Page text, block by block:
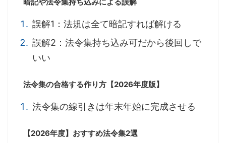
誤解1：法規は全て暗記すれば解ける
誤解2：法令集持ち込み可だから後回しで
いい
法令集の合格する作り方【2026年度版】
法令集の線引きは年末年始に完成させる
【2026年度】おすすめ法令集2選